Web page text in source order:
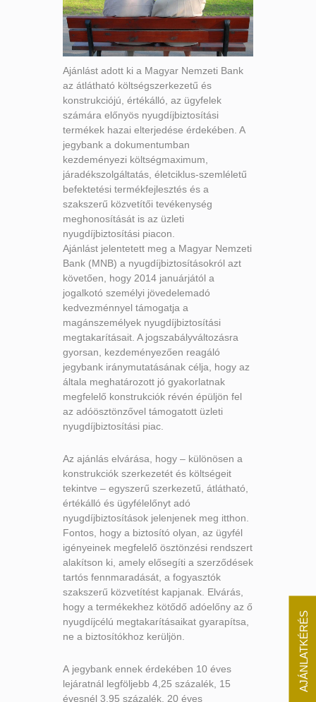
AJÁNLATKÉRÉS
Ajánlást adott ki a Magyar Nemzeti Bank
az átlátható költségszerkezetű és
konstrukciójú, értékálló, az ügyfelek
számára előnyös nyugdíjbiztosítási
termékek hazai elterjedése érdekében. A
jegybank a dokumentumban
kezdeményezi költségmaximum,
járadékszolgáltatás, életciklus-szemléletű
befektetési termékfejlesztés és a
szakszerű közvetítői tevékenység
meghonosítását is az üzleti
nyugdíjbiztosítási piacon.
Ajánlást jelentetett meg a Magyar Nemzeti
Bank (MNB) a nyugdíjbiztosításokról azt
követően, hogy 2014 januárjától a
jogalkotó személyi jövedelemadó
kedvezménnyel támogatja a
magánszemélyek nyugdíjbiztosítási
megtakarításait. A jogszabályváltozásra
gyorsan, kezdeményezően reagáló
jegybank iránymutatásának célja, hogy az
általa meghatározott jó gyakorlatnak
megfelelő konstrukciók révén épüljön fel
az adóösztönzővel támogatott üzleti
nyugdíjbiztosítási piac.
Az ajánlás elvárása, hogy – különösen a
konstrukciók szerkezetét és költségeit
tekintve – egyszerű szerkezetű, átlátható,
értékálló és ügyfélelőnyt adó
nyugdíjbiztosítások jelenjenek meg itthon.
Fontos, hogy a biztosító olyan, az ügyfél
igényeinek megfelelő ösztönzési rendszert
alakítson ki, amely elősegíti a szerződések
tartós fennmaradását, a fogyasztók
szakszerű közvetítést kapjanak. Elvárás,
hogy a termékekhez kötődő adóelőny az ő
nyugdíjcélú megtakarításaikat gyarapítsa,
ne a biztosítókhoz kerüljön.
A jegybank ennek érdekében 10 éves
lejáratnál legföljebb 4,25 százalék, 15
évesnél 3,95 százalék, 20 éves